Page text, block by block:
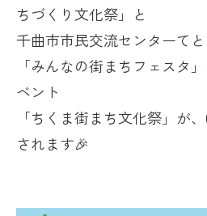
ちづくり文化祭」と
千曲市市民交流センターて
「みんなの街まちフェスタ
ベント
「ちくま街まち文化祭」が、
されます🎉